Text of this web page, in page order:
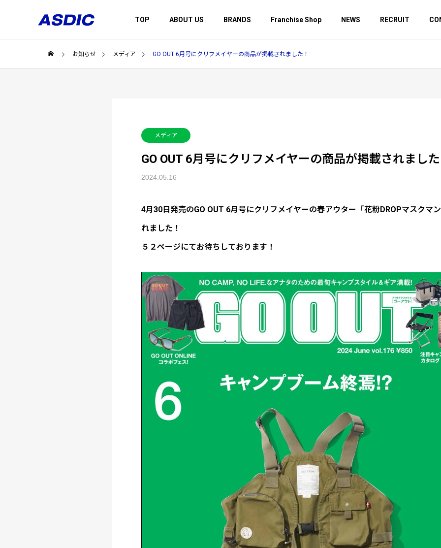
TOP ABOUT US BRANDS Franchise Shop NEWS RECRUIT
生産工場
クリフメイヤー ジプシーアンドサンズ
お知らせ メディア GO OUT 6月号にクリフメイヤーの商品が掲載されました！
メディア
GO OUT 6月号にクリフメイヤーの商品が掲載されました
2024.05.16
4月30日発売のGO OUT 6月号にクリフメイヤーの春アウター「花粉DROPマスクマ
れました！
５２ページにてお待ちしております！